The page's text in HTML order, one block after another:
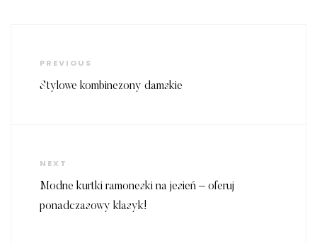
wpisu
Previous
Post
PREVIOUS
Stylowe kombinezony damskie
Next
Post
NEXT
Modne kurtki ramoneski na jesień – oferuj
ponadczasowy klasyk!